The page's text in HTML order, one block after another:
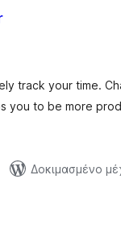
track your time.
you to be more
Δοκιμασμένο